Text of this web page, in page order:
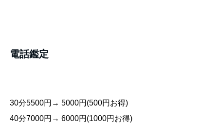
​電話鑑定
30分5500円→ 5000円(500円お得)
40分7000円→ 6000円(1000円お得)